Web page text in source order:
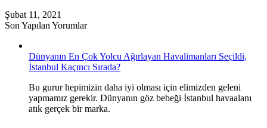
Şubat 11, 2021
Son Yapılan Yorumlar
Dünyanın En Çok Yolcu Ağırlayan Havalimanları Seçildi,
İstanbul Kaçıncı Sırada?
Bu gurur hepimizin daha iyi olması için elimizden geleni
yapmamız gerekir. Dünyanın göz bebeği İstanbul havaalanı
atık gerçek bir marka.